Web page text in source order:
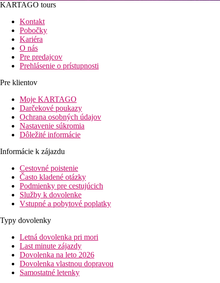
KARTAGO tours
Kontakt
Pobočky
Kariéra
O nás
Pre predajcov
Prehlásenie o prístupnosti
Pre klientov
Moje KARTAGO
Darčekové poukazy
Ochrana osobných údajov
Nastavenie súkromia
Dôležité informácie
Informácie k zájazdu
Cestovné poistenie
Často kladené otázky
Podmienky pre cestujúcich
Služby k dovolenke
Vstupné a pobytové poplatky
Typy dovolenky
Letná dovolenka pri mori
Last minute zájazdy
Dovolenka na leto 2026
Dovolenka vlastnou dopravou
Samostatné letenky